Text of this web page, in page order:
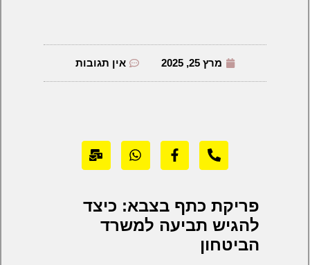
מרץ 25, 2025 אין תגובות
פריקת כתף בצבא: כיצד
להגיש תביעה למשרד
הביטחון